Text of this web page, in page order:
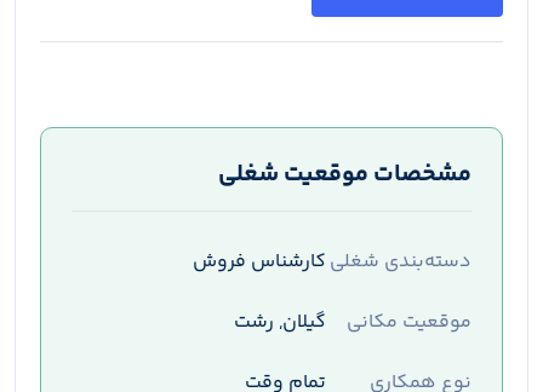
مشخصات موقعیت شغلی
دسته‌بندی شغلی کارشناس فروش
موقعیت مکانی
گیلان, رشت
نوع همکاری
تمام وقت